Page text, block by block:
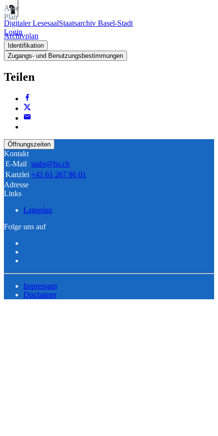
Digitaler LesesaalStaatsarchiv Basel-Stadt
Login
Akte
Plan
Archivplan
Identifikation
Zugangs- und Benutzungsbestimmungen
Teilen
Öffnungszeiten
Kontakt
E-Mail stabs@bs.ch
Kanzlei +41 61 267 86 01
Adresse
Links
Lageplan
Folge uns auf
Impressum
Disclaimer